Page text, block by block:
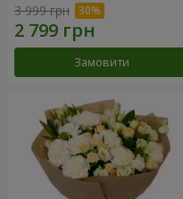
3 999 грн
Замовити